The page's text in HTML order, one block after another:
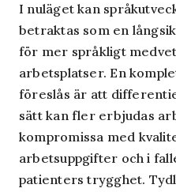
I nuläget kan
betraktas som en
för mer språkligt
arbetsplatser. En
föreslås är att
sätt kan fler erbjudas
kompromissa med
arbetsuppgifter och i
patienters trygghet.